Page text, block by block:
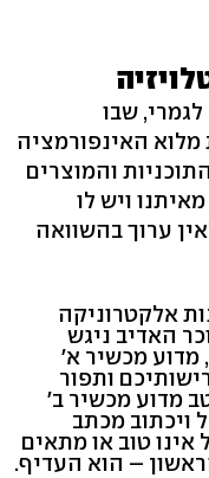
שבו
האינפורמציה
והמוצרים
ויש לו
ערוך בהשוואה
אלקטרוניקה
האדיב ניגש
מדוע מכשיר א'
ותפור
מדוע מכשיר ב'
ויכתוב מכתב
טוב או מתאים
– הוא העדיף.